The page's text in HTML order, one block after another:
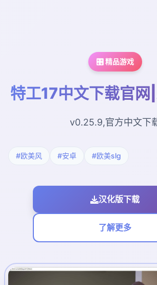
🎛️ 精品游戏
特工17中文下载官
v0.25.9,官方中文下
#欧美风 #安卓 #欧美slg
汉化版下载
了解更多